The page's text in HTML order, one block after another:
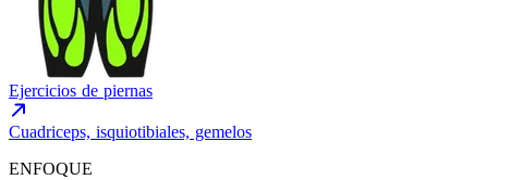
Ejercicios de piernas
Cuadriceps, isquiotibiales, gemelos
ENFOQUE